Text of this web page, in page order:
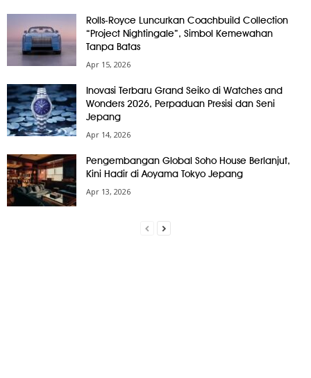
Rolls-Royce Luncurkan Coachbuild Collection
“Project Nightingale”, Simbol Kemewahan
Tanpa Batas
Apr 15, 2026
Inovasi Terbaru Grand Seiko di Watches and
Wonders 2026, Perpaduan Presisi dan Seni
Jepang
Apr 14, 2026
Pengembangan Global Soho House Berlanjut,
Kini Hadir di Aoyama Tokyo Jepang
Apr 13, 2026